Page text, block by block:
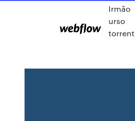
Irmão
urso
torrent